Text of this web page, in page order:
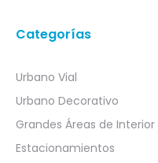
Categorías
Urbano Vial
Urbano Decorativo
Grandes Áreas de Interior
Estacionamientos